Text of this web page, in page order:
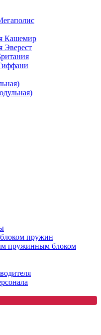
Кашемир
Эверест
пружин
пружинным блоком